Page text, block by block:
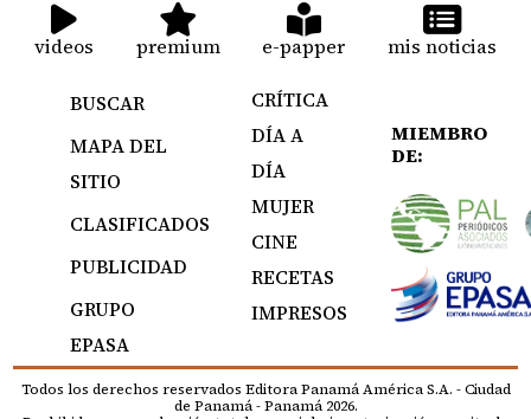
videos premium e-papper mis noticias
BUSCAR
MAPA DEL
SITIO
CLASIFICADOS
PUBLICIDAD
GRUPO
EPASA
CRÍTICA
DÍA A
DÍA
MUJER
CINE
RECETAS
IMPRESOS
MIEMBRO
DE:
Todos los derechos reservados Editora Panamá América S.A. - Ciudad
de Panamá - Panamá 2026.